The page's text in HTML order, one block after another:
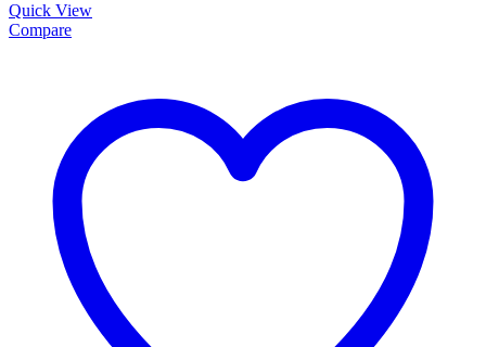
Quick View
Compare